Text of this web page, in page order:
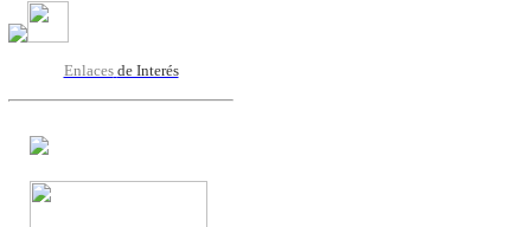
Enlaces de Interés